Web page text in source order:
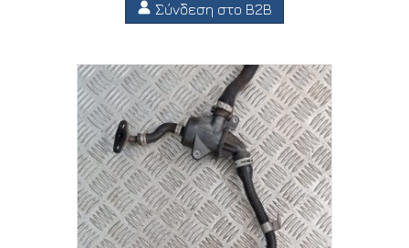
Σύνδεση στο B2B